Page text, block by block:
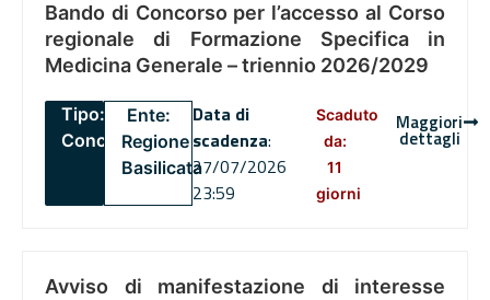
Bando di Concorso per l’accesso al Corso
regionale di Formazione Specifica in
Medicina Generale – triennio 2026/2029
Tipo:
Concorsi
Ente:
Regione
Basilicata
Data di
scadenza:
27/07/2026
23:59
Scaduto
da:
11
giorni
Maggiori
dettagli
Avviso di manifestazione di interesse